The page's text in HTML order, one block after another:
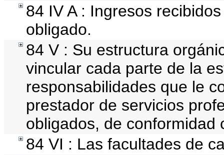
84 IV A : Ingresos
obligado.
84 V : Su estructura
vincular cada parte de la
responsabilidades que le
prestador de servicios
obligados, de conformidad
84 VI : Las facultades de